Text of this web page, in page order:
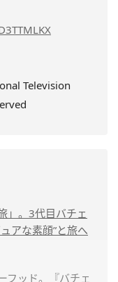
Television
」。3代目バチェ
アな素顔”と旅へ
フッド。『バチェ